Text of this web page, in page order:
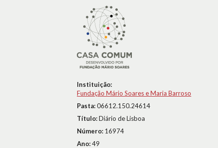
Instituição:
Fundação Mário Soares e Maria Barroso
Pasta:06612.150.24614
Título:Diário de Lisboa
Número: 16974
Ano:49